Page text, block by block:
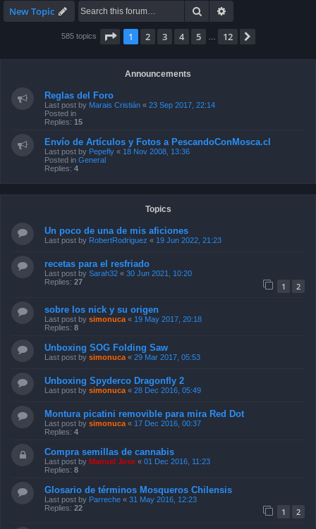
New Topic Search
585 topics Page 1of 12
1 2 3 4 5 12
Announcements
Reglas del Foro
Last post by Marais Cristián « 23 Sep 2017, 22:14
Posted in
Replies: 15
Envío de Artículos y Fotos a PescandoConMosca.cl
Last post by Pepefly « 18 Nov 2008, 13:36
Posted in General
Replies: 4
Topics
Un poco de una de mis aficiones
Last post by RobertRodriguez « 19 Jun 2022, 21:23
recetas para el resfriado
Last post by Sarah32 « 30 Jun 2021, 10:20
Replies: 27 1 2
sobre los nick y su origen
Last post by simonuca « 19 May 2017, 20:18
Replies: 8
Unboxing SOG Folding Saw
Last post by simonuca « 29 Mar 2017, 05:53
Unboxing Spyderco Dragonfly 2
Last post by simonuca « 28 Dec 2016, 05:49
Montura picatini removible para mira Red Dot
Last post by simonuca « 17 Dec 2016, 00:37
Replies: 4
Compra semillas de cannabis
Last post by Manuel Jose « 01 Dec 2016, 11:23
Replies: 8
Glosario de términos Mosqueros Chilensis
Last post by Parreche « 31 May 2016, 12:23
Replies: 22 1 2